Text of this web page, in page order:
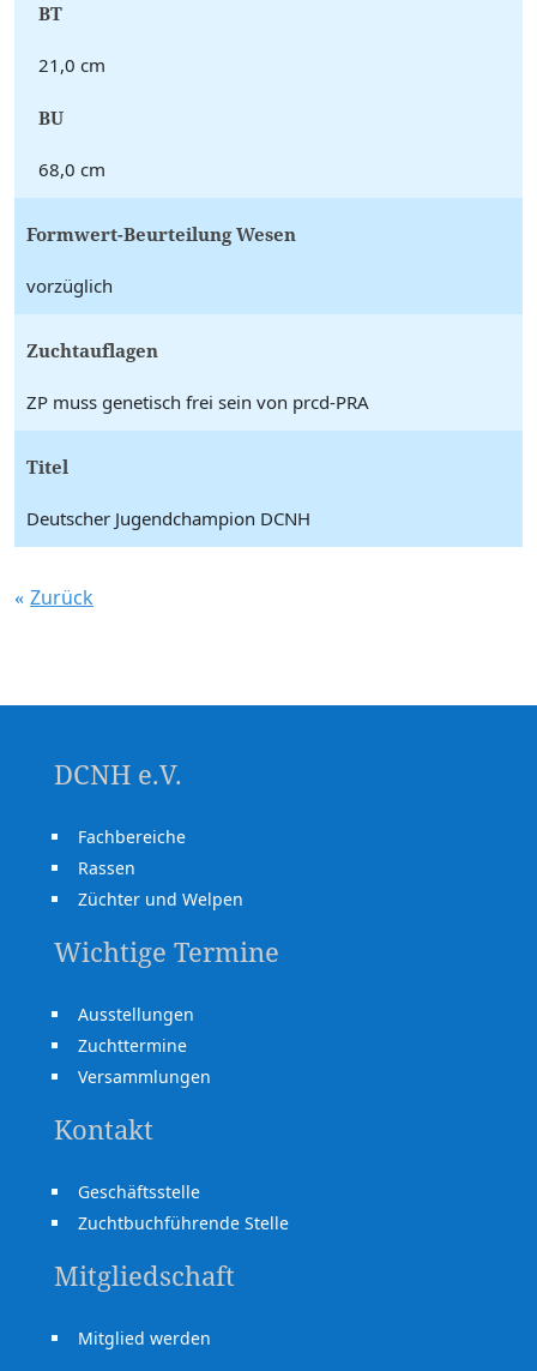
BT
21,0 cm
BU
68,0 cm
Formwert-Beurteilung Wesen
vorzüglich
Zuchtauflagen
ZP muss genetisch frei sein von prcd-PRA
Titel
Deutscher Jugendchampion DCNH
Zurück
DCNH e.V.
Fachbereiche
Rassen
Züchter und Welpen
Wichtige Termine
Ausstellungen
Zuchttermine
Versammlungen
Kontakt
Geschäftsstelle
Zuchtbuchführende Stelle
Mitgliedschaft
Mitglied werden